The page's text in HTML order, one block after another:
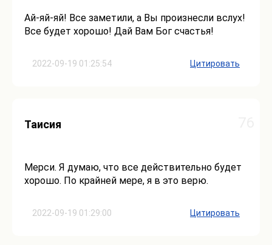
2022-09-19 01:25:54
Ай-яй-яй! Все заметили, а Вы произнесли вслух!
Все будет хорошо! Дай Вам Бог счастья!
Цитировать
2022-09-19 01:29:00
Таисия
Мерси. Я думаю, что все действительно будет
хорошо. По крайней мере, я в это верю.
Цитировать